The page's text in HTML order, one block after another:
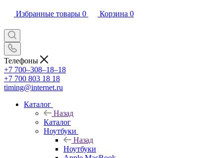
Избранные товары 0 Корзина 0
Телефоны
+7 700‒308‒18‒18
+7 700 803 18 18
timing@internet.ru
Каталог
Назад
Каталог
Ноутбуки
Назад
Ноутбуки